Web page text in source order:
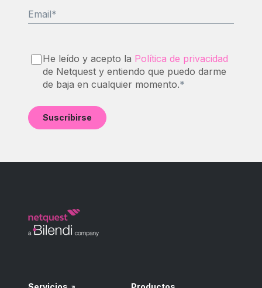
Email*
He leído y acepto la Política de privacidad
de Netquest y entiendo que puedo darme
de baja en cualquier momento.*